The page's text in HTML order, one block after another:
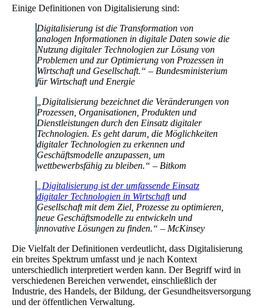
Einige Definitionen von Digitalisierung sind:
Digitalisierung ist die Transformation von
analogen Informationen in digitale Daten sowie die
Nutzung digitaler Technologien zur Lösung von
Problemen und zur Optimierung von Prozessen in
Wirtschaft und Gesellschaft.“ – Bundesministerium
für Wirtschaft und Energie
„Digitalisierung bezeichnet die Veränderungen von
Prozessen, Organisationen, Produkten und
Dienstleistungen durch den Einsatz digitaler
Technologien. Es geht darum, die Möglichkeiten
digitaler Technologien zu erkennen und
Geschäftsmodelle anzupassen, um
wettbewerbsfähig zu bleiben.“ – Bitkom
„Digitalisierung ist der umfassende Einsatz
digitaler Technologien in Wirtschaftund
Gesellschaft mit dem Ziel, Prozesse zu optimieren,
neue Geschäftsmodelle zu entwickeln und
innovative Lösungen zu finden.“ – McKinsey
Die Vielfalt der Definitionen verdeutlicht, dass Digitalisierung
ein breites Spektrum umfasst und je nach Kontext
unterschiedlich interpretiert werden kann. Der Begriff wird in
verschiedenen Bereichen verwendet, einschließlich der
Industrie, des Handels, der Bildung, der Gesundheitsversorgung
und der öffentlichen Verwaltung.